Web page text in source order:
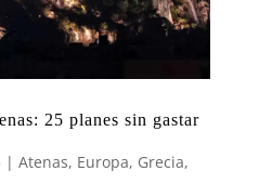
25 planes sin gastar
| Atenas, Europa, Grecia,